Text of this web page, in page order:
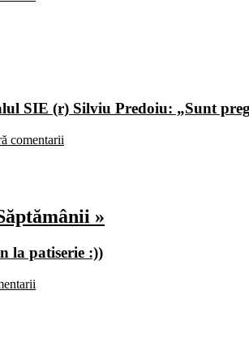
SIE (r) Silviu Predoiu: „Sunt
comentarii
»
la patiserie :))